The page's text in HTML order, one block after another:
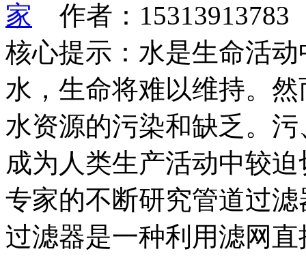
家 作者：
核心提示：水是生命活
水，生命将难以维持。
水资源的污染和缺乏。
成为人类生产活动中较
专家的不断研究管道过
过滤器是一种利用滤网